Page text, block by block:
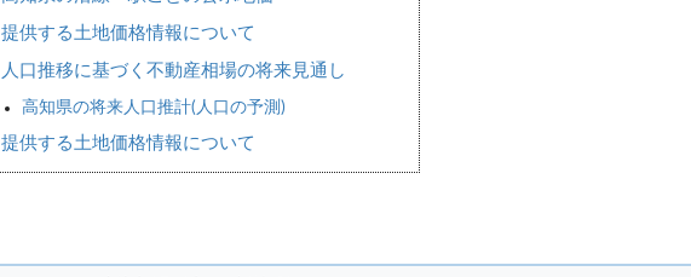
提供する土地価格情報について
人口推移に基づく不動産相場の将来見通し
高知県の将来人口推計(人口の予測)
提供する土地価格情報について